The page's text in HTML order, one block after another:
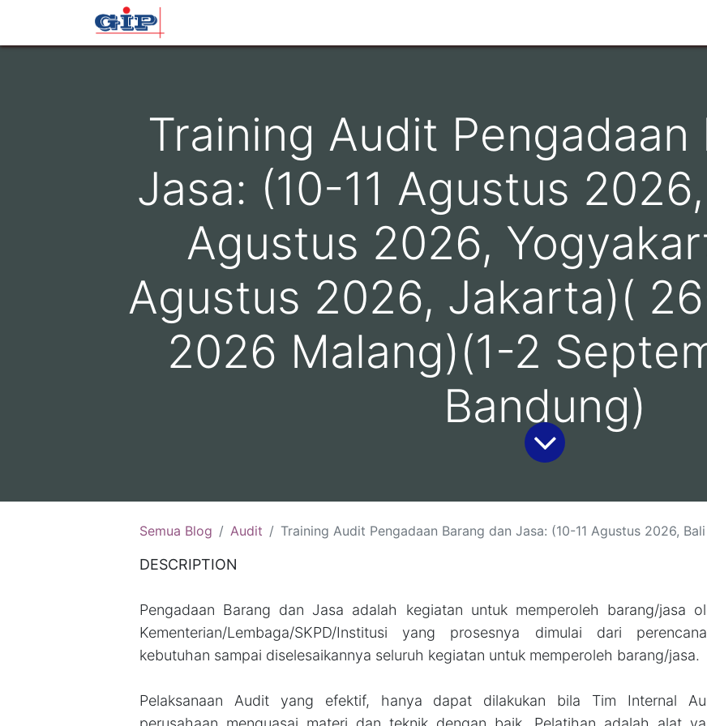
Training Audit Pengadaan
Jasa: (10-11 Agustus
Agustus 2026,
Agustus 2026, Jakarta)(
2026 Malang)(1-2
Bandung)
Semua Blog Audit Training Audit Pengadaan Barang dan Jasa: (10-11 Agustus 2026, Bali )(13-14 Agustus 2026, Yogyakarta )(18-19 Agustus 2026, Jakarta)( 26-27 Agustus 2026 Malang)(1-2 September 2026, Bandung)
DESCRIPTION
Pengadaan Barang dan Jasa adalah kegiatan untuk memperoleh barang/jasa
Kementerian/Lembaga/SKPD/Institusi yang prosesnya dimulai dari
kebutuhan sampai diselesaikannya seluruh kegiatan untuk memperoleh barang/jasa.
Pelaksanaan Audit yang efektif, hanya dapat dilakukan bila Tim Internal